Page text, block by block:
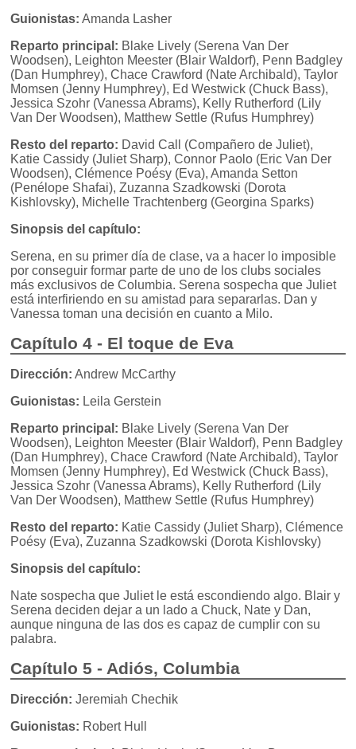
Guionistas: Amanda Lasher
Reparto principal: Blake Lively (Serena Van Der
Woodsen), Leighton Meester (Blair Waldorf), Penn Badgley
(Dan Humphrey), Chace Crawford (Nate Archibald), Taylor
Momsen (Jenny Humphrey), Ed Westwick (Chuck Bass),
Jessica Szohr (Vanessa Abrams), Kelly Rutherford (Lily
Van Der Woodsen), Matthew Settle (Rufus Humphrey)
Resto del reparto: David Call (Compañero de Juliet),
Katie Cassidy (Juliet Sharp), Connor Paolo (Eric Van Der
Woodsen), Clémence Poésy (Eva), Amanda Setton
(Penélope Shafai), Zuzanna Szadkowski (Dorota
Kishlovsky), Michelle Trachtenberg (Georgina Sparks)
Sinopsis del capítulo:
Serena, en su primer día de clase, va a hacer lo imposible
por conseguir formar parte de uno de los clubs sociales
más exclusivos de Columbia. Serena sospecha que Juliet
está interfiriendo en su amistad para separarlas. Dan y
Vanessa toman una decisión en cuanto a Milo.
Capítulo 4 - El toque de Eva
Dirección: Andrew McCarthy
Guionistas: Leila Gerstein
Reparto principal: Blake Lively (Serena Van Der
Woodsen), Leighton Meester (Blair Waldorf), Penn Badgley
(Dan Humphrey), Chace Crawford (Nate Archibald), Taylor
Momsen (Jenny Humphrey), Ed Westwick (Chuck Bass),
Jessica Szohr (Vanessa Abrams), Kelly Rutherford (Lily
Van Der Woodsen), Matthew Settle (Rufus Humphrey)
Resto del reparto: Katie Cassidy (Juliet Sharp), Clémence
Poésy (Eva), Zuzanna Szadkowski (Dorota Kishlovsky)
Sinopsis del capítulo:
Nate sospecha que Juliet le está escondiendo algo. Blair y
Serena deciden dejar a un lado a Chuck, Nate y Dan,
aunque ninguna de las dos es capaz de cumplir con su
palabra.
Capítulo 5 - Adiós, Columbia
Dirección: Jeremiah Chechik
Guionistas: Robert Hull